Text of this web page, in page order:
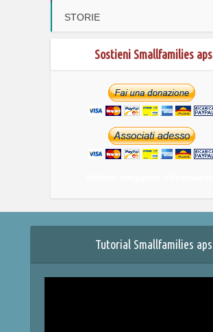
STORIE
Sostieni Smallfamilies aps
Tutorial Smallfamilies aps